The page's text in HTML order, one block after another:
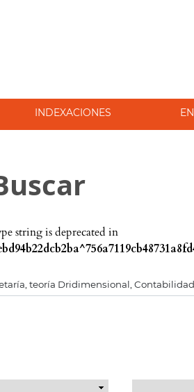
INDEXACIONES
string is deprecated in